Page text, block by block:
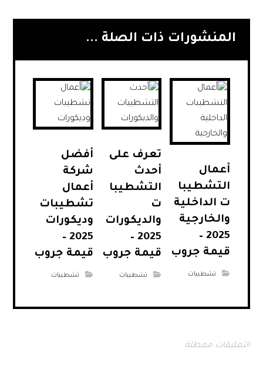
المنشورات ذات الصلة ...
أعمال
التشطيبا
ت الداخلية
والخارجية
2025 –
قيمة جروب
تشطيبات
تعرف على
أحدث
التشطيبا
ت
والديكورات
2025 –
قيمة جروب
تشطيبات
أفضل
شركة
أعمال
تشطيبات
وديكورات
2025 –
قيمة جروب
تشطيبات
التعليقات معطلة.